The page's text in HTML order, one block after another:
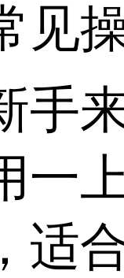
见
来
一
适